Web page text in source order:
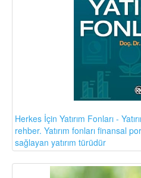
Herkes İçin Yatırım Fonları -
rehber. Yatırım fonları finansal
sağlayan yatırım türüdür